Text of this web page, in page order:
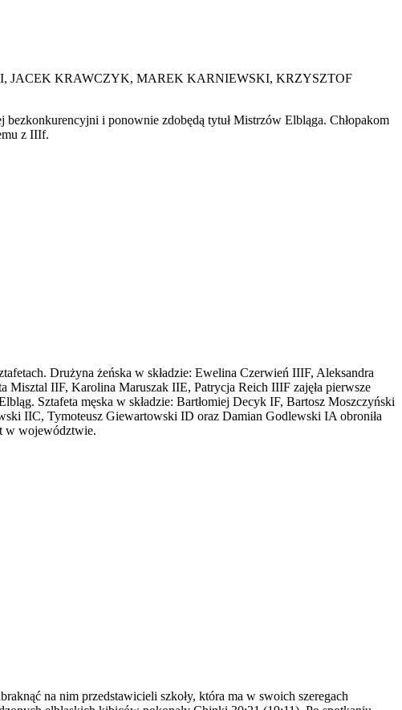
JACEK KRAWCZYK, MAREK KARNIEWSKI, KRZYSZTOF
bezkonkurencyjni i ponownie zdobędą tytuł Mistrzów Elbląga. Chłopakom
z IIIf.
Drużyna żeńska w składzie: Ewelina Czerwień IIIF, Aleksandra
IIF, Karolina Maruszak IIE, Patrycja Reich IIIF zajęła pierwsze
Sztafeta męska w składzie: Bartłomiej Decyk IF, Bartosz Moszczyński
IIC, Tymoteusz Giewartowski ID oraz Damian Godlewski IA obroniła
w województwie.
na nim przedstawicieli szkoły, która ma w swoich szeregach